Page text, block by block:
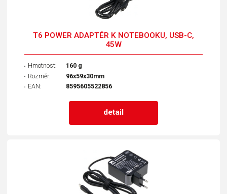
T6 POWER ADAPTÉR K NOTEBOOKU, USB-C,
45W
Hmotnost:
160 g
Rozměr:
96x59x30mm
EAN:
8595605522856
detail